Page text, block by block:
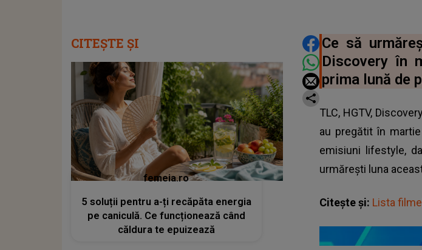
DISTRIBUIE
Ce să
Discovery în
prima lună de
TLC, HGTV,
au pregătit în
emisiuni lifestyle,
urmărești luna
Citește și: Lista
CITEȘTE ȘI
femeia.ro
5 soluții pentru a-ți recăpăta energia
pe caniculă. Ce funcționează când
căldura te epuizează